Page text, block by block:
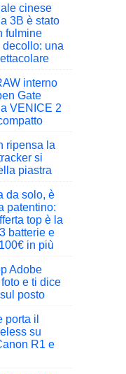
cinese
3B è stato
fulmine
una
interno
Gate
VENICE 2
ripensa la
si
piastra
da solo, è
patentino:
top è la
batterie e
in più
Adobe
e ti dice
posto
porta il
su
R1 e